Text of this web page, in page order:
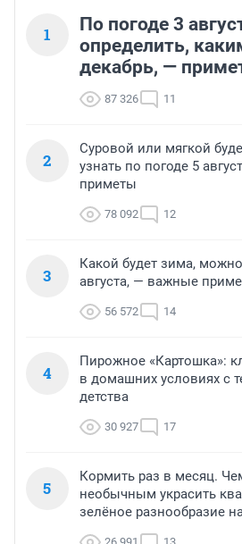
1
По погоде 3
определить,
декабрь, —
87 326 11
2
Суровой или мягкой
узнать по погоде 5
приметы
78 092 12
3
Какой будет зима,
августа, — важные
56 572 14
4
Пирожное «Картошка»:
в домашних условиях с
детства
30 927 17
5
Кормить раз в месяц.
необычным украсить
зелёное разнообразие